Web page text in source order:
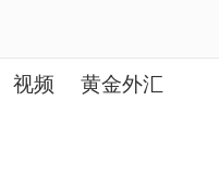
视频 黄金外汇